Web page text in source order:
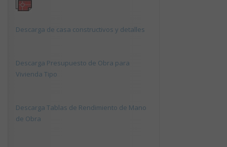
Descarga de casa constructivos y detalles
Descarga Presupuesto de Obra para
Vivienda Tipo
Descarga Tablas de Rendimiento de Mano
de Obra